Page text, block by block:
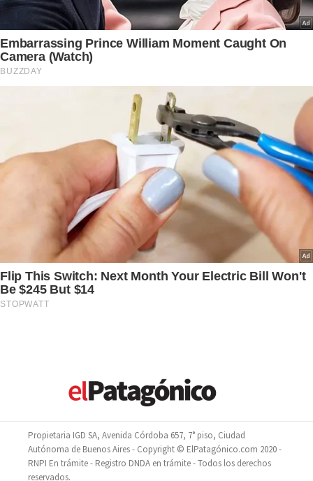
Propietaria IGD SA, Avenida Córdoba 657, 7° piso, Ciudad
Autónoma de Buenos Aires - Copyright © ElPatagónico.com 2020 -
RNPI En trámite - Registro DNDA en trámite - Todos los derechos
reservados.